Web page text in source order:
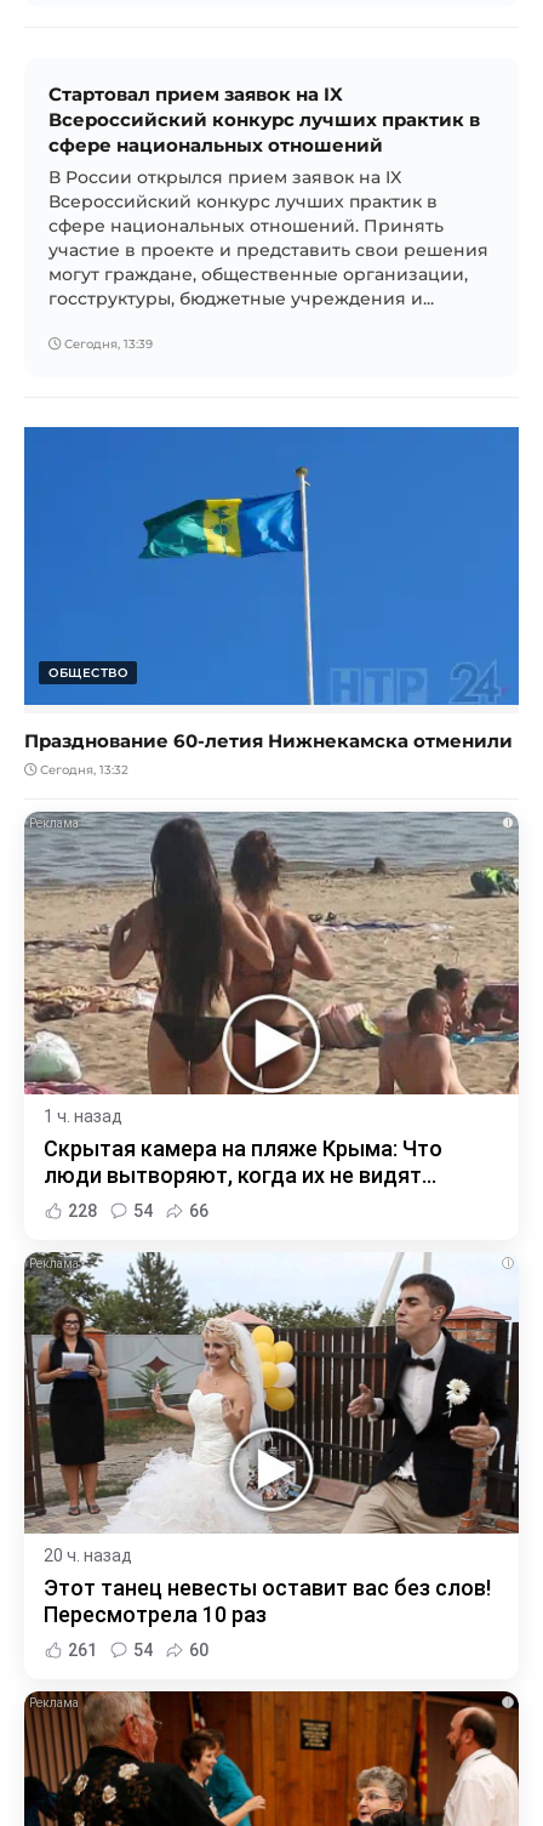
Стартовал прием заявок на IX
Всероссийский конкурс лучших практик в
сфере национальных отношений
В России открылся прием заявок на IX
Всероссийский конкурс лучших практик в
сфере национальных отношений. Принять
участие в проекте и представить свои решения
могут граждане, общественные организации,
госструктуры, бюджетные учреждения и...
Сегодня, 13:39
ОБЩЕСТВО
Празднование 60-летия Нижнекамска отменили
Сегодня, 13:32
i
1 ч. назад
Скрытая камера на пляже Крыма: Что
люди вытворяют, когда их не видят...
228 54 66
i
20 ч. назад
Этот танец невесты оставит вас без слов!
Пересмотрела 10 раз
261 54 60
i